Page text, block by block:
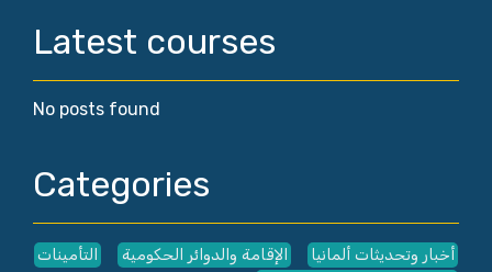
Latest courses
No posts found
Categories
أخبار وتحديثات ألمانيا الإقامة والدوائر الحكومية التأمينات